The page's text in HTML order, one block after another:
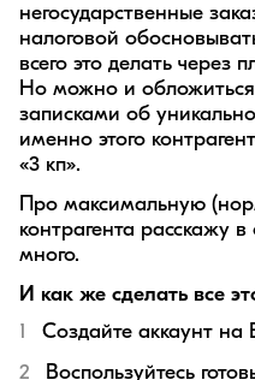
негосударственные
налоговой
всего это делать через
Но можно и
записками об
именно этого
«3 кп».
Про максимальную
контрагента расскажу
много.
И как же сделать все
Создайте аккаунт на
Воспользуйтесь